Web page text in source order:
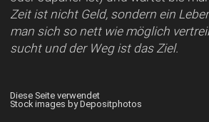
Zeit ist nicht Geld, sondern ein
man sich so nett wie möglich
sucht und der Weg ist das Ziel.
Diese Seite verwendet
Stock images by Depositphotos